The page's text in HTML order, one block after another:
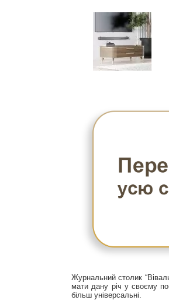
Журнальний столик
мати дану річ у своєму
більш універсальні.